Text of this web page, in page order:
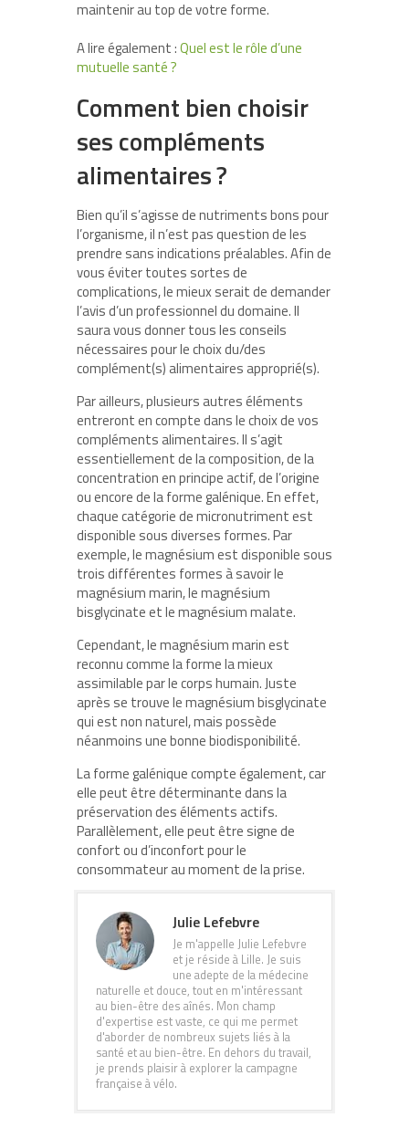
maintenir au top de votre forme.
A lire également :Quel est le rôle d’une
mutuelle santé ?
Comment bien choisir
ses compléments
alimentaires ?
Bien qu’il s’agisse de nutriments bons pour
l’organisme, il n’est pas question de les
prendre sans indications préalables. Afin de
vous éviter toutes sortes de
complications, le mieux serait de demander
l’avis d’un professionnel du domaine. Il
saura vous donner tous les conseils
nécessaires pour le choix du/des
complément(s) alimentaires approprié(s).
Par ailleurs, plusieurs autres éléments
entreront en compte dans le choix de vos
compléments alimentaires. Il s’agit
essentiellement de la composition, de la
concentration en principe actif, de l’origine
ou encore de la forme galénique. En effet,
chaque catégorie de micronutriment est
disponible sous diverses formes. Par
exemple, le magnésium est disponible sous
trois différentes formes à savoir le
magnésium marin, le magnésium
bisglycinate et le magnésium malate.
Cependant, le magnésium marin est
reconnu comme la forme la mieux
assimilable par le corps humain. Juste
après se trouve le magnésium bisglycinate
qui est non naturel, mais possède
néanmoins une bonne biodisponibilité.
La forme galénique compte également, car
elle peut être déterminante dans la
préservation des éléments actifs.
Parallèlement, elle peut être signe de
confort ou d’inconfort pour le
consommateur au moment de la prise.
Julie Lefebvre
Je m'appelle Julie Lefebvre
et je réside à Lille. Je suis
une adepte de la médecine
naturelle et douce, tout en m'intéressant
au bien-être des aînés. Mon champ
d'expertise est vaste, ce qui me permet
d'aborder de nombreux sujets liés à la
santé et au bien-être. En dehors du travail,
je prends plaisir à explorer la campagne
française à vélo.